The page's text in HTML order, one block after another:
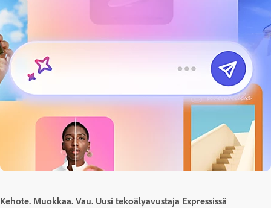
Kehote. Muokkaa. Vau. Uusi tekoälyavustaja Expressissä